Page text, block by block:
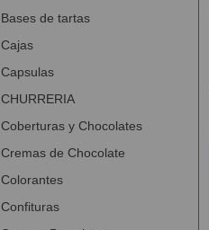
Bases de tartas
Cajas
Capsulas
CHURRERIA
Coberturas y Chocolates
Cremas de Chocolate
Colorantes
Confituras